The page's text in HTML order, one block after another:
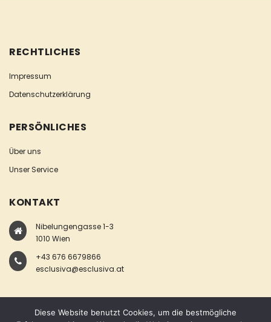
RECHTLICHES
Impressum
Datenschutzerklärung
PERSÖNLICHES
Über uns
Unser Service
KONTAKT
Nibelungengasse 1-3
1010 Wien
+43 676 6679866
esclusiva@esclusiva.at
Diese Website benutzt Cookies, um die bestmögliche